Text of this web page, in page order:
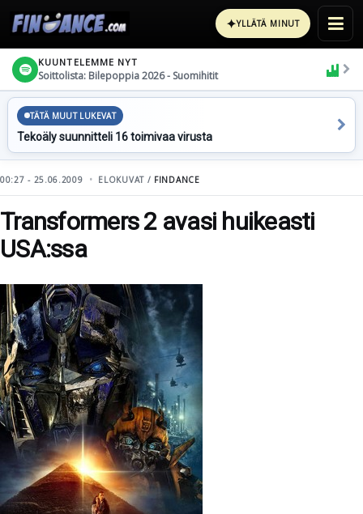
✦YLLÄTÄ MINUT
KUUNTELEMME NYT
Soittolista: Bilepoppia 2026 - Suomihitit
TÄTÄ MUUT LUKEVAT
Tekoäly suunnitteli 16 toimivaa virusta
00:27 - 25.06.2009 ELOKUVAT / FINDANCE
Transformers 2 avasi huikeasti
USA:ssa